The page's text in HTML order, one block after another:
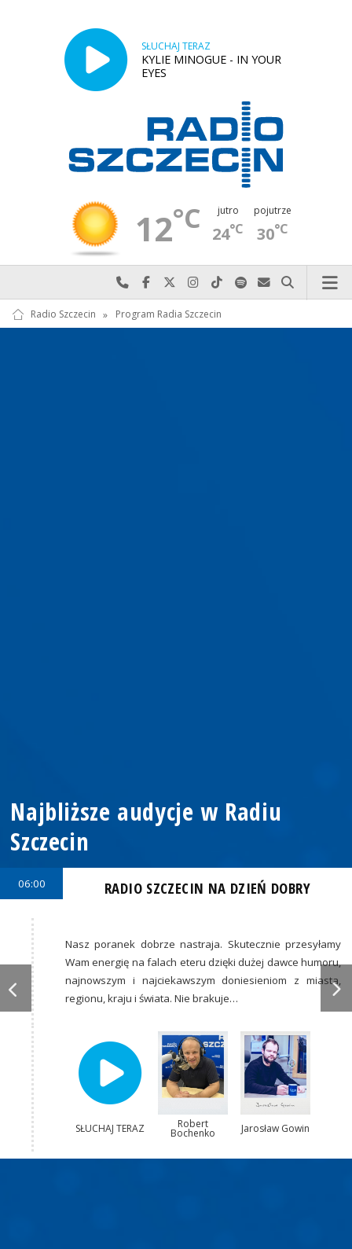
SŁUCHAJ TERAZ
KYLIE MINOGUE - IN YOUR
EYES
12°C jutro
24°C
pojutrze
30°C
Najlepiej po prostu do nas zadzwoń
Odwiedź nas na Facebook-u
Odwiedź nas na X
Odwiedź nas na Instagram-ie
Odwiedź nas na TikTok-u
Szukaj nas na Spotify
Wyślij do nas
Szukaj
Radio Szczecin » Program Radia Szczecin
Najbliższe audycje w Radiu
Szczecin
06:00 RADIO SZCZECIN NA DZIEŃ DOBRY
Nasz poranek dobrze nastraja. Skutecznie przesyłamy
Wam energię na falach eteru dzięki dużej dawce humoru,
najnowszym i najciekawszym doniesieniom z miasta,
regionu, kraju i świata. Nie brakuje…
SŁUCHAJ TERAZ Robert
Bochenko Jarosław Gowin